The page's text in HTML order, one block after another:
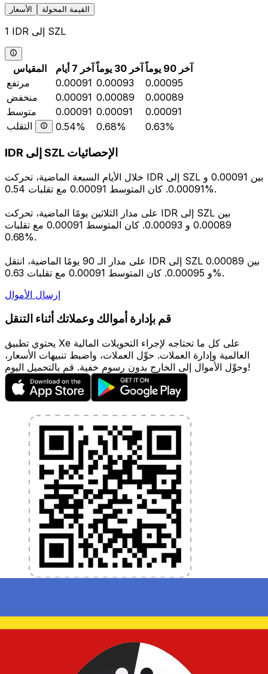
الأسعار القيمة المحولة
1 IDR إلى SZL
المقياس آخر 7 أيام آخر 30 يوماً
آخر 90 يوماً
مرتفع
0.00091 0.00093
0.00095
منخفض
0.00091 0.00089
0.00089
متوسط
0.00091 0.00091
0.00091
التقلب
0.54% 0.68% 0.63%
IDR إلى SZL الإحصائيات
خلال الأيام السبعة الماضية، تحركت IDR إلى SZL بين 0.00091 و
0.00091. كان المتوسط 0.00091 مع تقلبات 0.54%.
على مدار الثلاثين يومًا الماضية، تحركت IDR إلى SZL بين
0.00089 و 0.00093. كان المتوسط 0.00091 مع تقلبات
0.68%.
على مدار الـ 90 يومًا الماضية، انتقل IDR إلى SZL بين 0.00089
و 0.00095. كان المتوسط 0.00091 مع تقلبات 0.63%.
إرسال الأموال
قم بإدارة أموالك وعملاتك أثناء التنقل
يحتوي تطبيق Xe على كل ما تحتاجه لإجراء التحويلات المالية
العالمية وإدارة العملات. حوِّل العملات، واضبط تنبيهات الأسعار،
وحوِّل الأموال إلى الخارج بدون رسوم خفية. قم بالتحميل اليوم!